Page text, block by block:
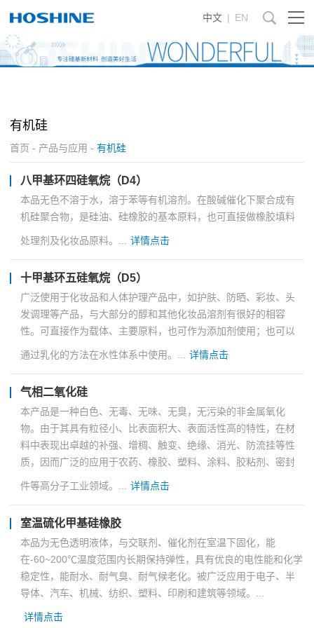
中文 | EN
有机硅
首页 - 产品与应用 - 有机硅
八甲基环四硅氧烷（D4）
本品无色不溶于水，溶于苯等有机溶剂。在酸碱催化下聚合成有
机硅聚合物，是硅油、硅橡胶的基本原料，也可直接做橡胶填料
处理剂及化妆品原料。... 详情点击
十甲基环五硅氧烷（D5）
广泛使用于化妆品和人体护理产品中，如护肤、防晒、彩妆、头
发调理等产品，与大部分的醇和其他化妆品溶剂有很好的相容
性。可直接作为载体、主要原料，也可作为添加剂使用；也可以
通过乳化的方法在水性体系中使用。... 详情点击
气相二氧化硅
本产品是一种白色、无毒、无味、无臭，无污染的非金属氧化
物。由于其具有粒径小、比表面积大、表面活性高的特性，在材
料中表现出卓越的补强、增稠、触变、绝缘、消光、防流挂等性
质，因而广泛的应用于农药、橡胶、塑料、涂料、胶粘剂、密封
件等高分子工业领域。... 详情点击
室温硫化甲基硅橡胶
本品为无色透明液体，与交联剂、催化剂在室温下固化，能
在-60~200℃温度范围内长期保持弹性，具有优良的电性能和化学
稳定性，能耐水、耐气臭、耐气候老化。被广泛应用于电子、半
导体、汽车、机械、纺织、塑料、印刷和建筑等领域。...
详情点击